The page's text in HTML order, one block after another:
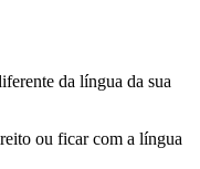
da língua da sua
ou ficar com a língua